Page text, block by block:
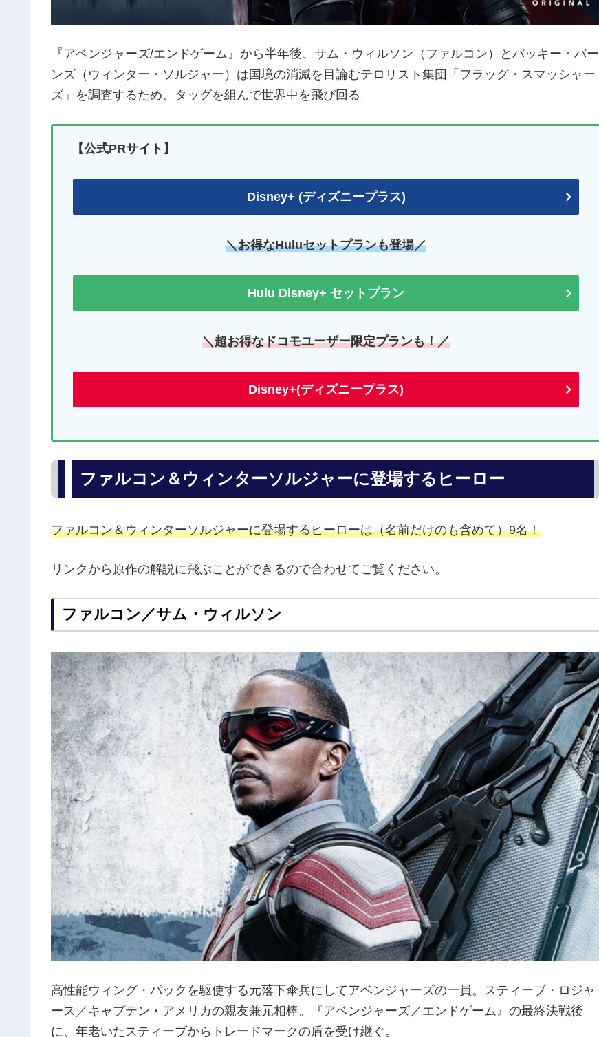
『アベンジャーズ/エンドゲーム』から半年後、サム・ウィルソン（ファルコン）とバッキー・バー
ンズ（ウィンター・ソルジャー）は国境の消滅を目論むテロリスト集団「フラッグ・スマッシャー
ズ」を調査するため、タッグを組んで世界中を飛び回る。
【公式PRサイト】
Disney+ (ディズニープラス)
＼お得なHuluセットプランも登場／
Hulu Disney+ セットプラン
＼超お得なドコモユーザー限定プランも！／
Disney+(ディズニープラス)
ファルコン＆ウィンターソルジャーに登場するヒーロー
ファルコン＆ウィンターソルジャーに登場するヒーローは（名前だけのも含めて）9名！
リンクから原作の解説に飛ぶことができるので合わせてご覧ください。
ファルコン／サム・ウィルソン
高性能ウィング・パックを駆使する元落下傘兵にしてアベンジャーズの一員。スティーブ・ロジャ
ース／キャプテン・アメリカの親友兼元相棒。『アベンジャーズ／エンドゲーム』の最終決戦後
に、年老いたスティーブからトレードマークの盾を受け継ぐ。